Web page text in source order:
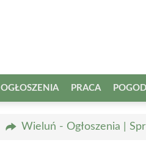
OGŁOSZENIA PRACA
Wieluń - Ogłoszenia |